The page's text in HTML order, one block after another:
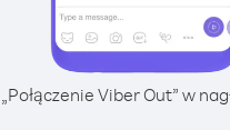
Viber Out” w